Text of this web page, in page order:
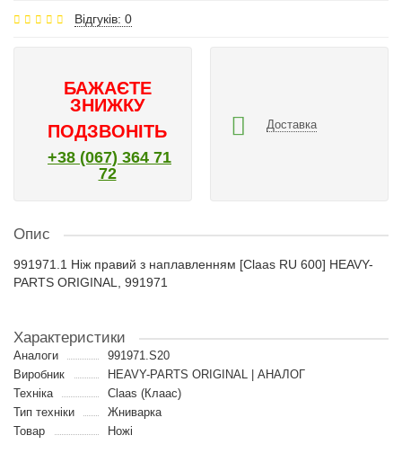
Відгуків: 0
БАЖАЄТЕ
ЗНИЖКУ
ПОДЗВОНІТЬ
+38 (067) 364 71
72
Доставка
Опис
991971.1 Ніж правий з наплавленням [Claas RU 600] HEAVY-
PARTS ORIGINAL, 991971
Характеристики
Аналоги
991971.S20
Виробник
HEAVY-PARTS ORIGINAL | АНАЛОГ
Техніка
Claas (Клаас)
Тип техніки
Жниварка
Товар
Ножі